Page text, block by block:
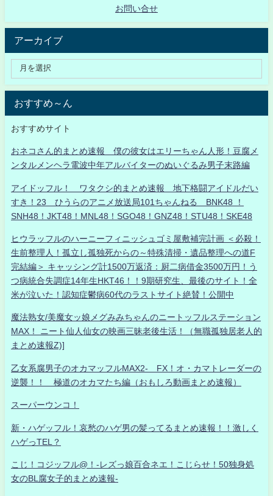
お問い合せ
アーカイブ
おすすめ～ん
おすすめサイト
おネコさん的まとめ速報 僕の彼女はエリーちゃん人形！豆腐メ
ンタルメンヘラ電波中年アルバイターのぬいぐるみ男子末路編
アイドッフル！ ワタクシ的まとめ速報 地下格闘アイドルだい
すき！23 ひうらのアニメ放送局101ちゃんねる BNK48 ！
SNH48！JKT48！MNL48！SGO48！GNZ48！STU48！SKE48
ヒウラッフルのハーニーフィニッシュゴミ屋敷補完計画 ＜必殺！
生前整理人！孤立し孤独死からの～特殊清掃・遺品整理への道F
完結編＞ キャッシング計1500万返済：厨二病借金3500万円！う
つ病統合失調症14年生HKT46！！9期研究生、最後のサイト！全
米が泣いた！認知症鬱病60代のラストサイト絶賛！公開中
魔法熟女/美魔女ッ娘メグみみちゃんのニートッフルステーション
MAX！ ニート仙人仙女の映画三昧老後生活！（無職孤独居老人的
まとめ速報Z)]
乙女系腐男子のオカマッフルMAX2- FX！オ・カマトレーダーの
逆襲！！ 極道のオカマたち編（おもしろ動画まとめ速報）
スーパーウンコ！
新・ハゲッフル！哀愁のハゲ男の髪ってるまとめ速報！！激しく
ハゲっTEL？
こじ！コジッフル@！-レズっ娘百合ネエ！こじらせ！50独身処
女のBL腐女子的まとめ速報-